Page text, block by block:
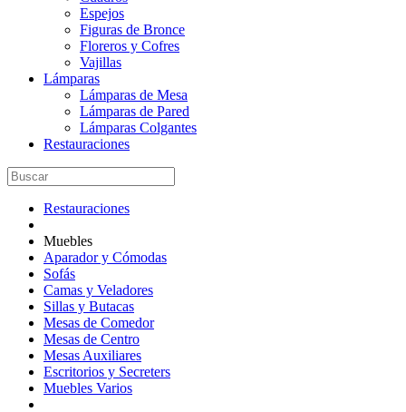
Espejos
Figuras de Bronce
Floreros y Cofres
Vajillas
Lámparas
Lámparas de Mesa
Lámparas de Pared
Lámparas Colgantes
Restauraciones
Restauraciones
Muebles
Aparador y Cómodas
Sofás
Camas y Veladores
Sillas y Butacas
Mesas de Comedor
Mesas de Centro
Mesas Auxiliares
Escritorios y Secreters
Muebles Varios